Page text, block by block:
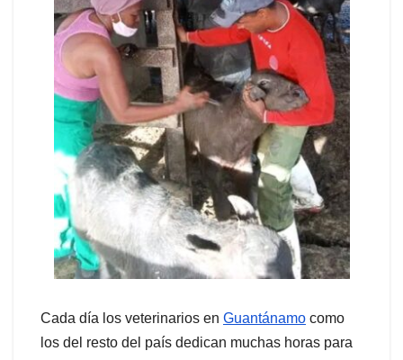
Cada día los veterinarios en Guantánamo como
los del resto del país dedican muchas horas para